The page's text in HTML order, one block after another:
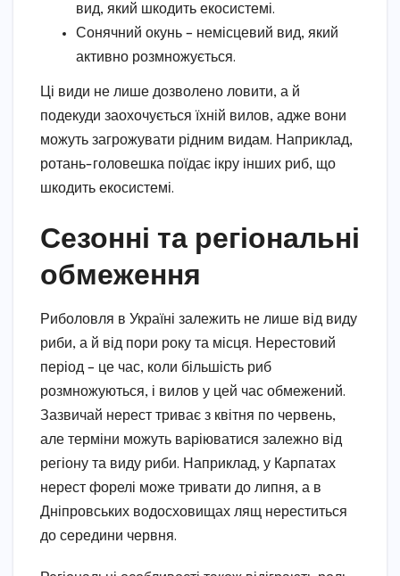
вид, який шкодить екосистемі.
Сонячний окунь – немісцевий вид, який
активно розмножується.
Ці види не лише дозволено ловити, а й
подекуди заохочується їхній вилов, адже вони
можуть загрожувати рідним видам. Наприклад,
ротань-головешка поїдає ікру інших риб, що
шкодить екосистемі.
Сезонні та регіональні
обмеження
Риболовля в Україні залежить не лише від виду
риби, а й від пори року та місця. Нерестовий
період – це час, коли більшість риб
розмножуються, і вилов у цей час обмежений.
Зазвичай нерест триває з квітня по червень,
але терміни можуть варіюватися залежно від
регіону та виду риби. Наприклад, у Карпатах
нерест форелі може тривати до липня, а в
Дніпровських водосховищах лящ нереститься
до середини червня.